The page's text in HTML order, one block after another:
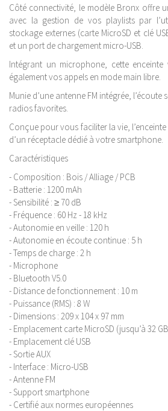
Côté connectivité, le modèle Bronx offre
avec la gestion de vos playlists par
stockage externes (carte MicroSD et clé
et un port de chargement micro-USB.
Intégrant un microphone, cette
également vos appels en mode main libre.
Munie d’une antenne FM intégrée,
radios favorites.
Conçue pour vous faciliter la vie,
d’un réceptacle dédié à votre smartphone.
Caractéristiques
- Composition : Bois / Alliage / PCB
- Batterie : 1200 mAh
- Sensibilité : ≥ 70 dB
- Fréquence : 60 Hz - 18 kHz
- Autonomie en veille : 120 h
- Autonomie en écoute continue : 5 h
- Temps de charge : 2 h
- Microphone
- Bluetooth V5.0
- Distance de fonctionnement : 10 m
- Puissance (RMS) : 8 W
- Dimensions : 209 x 104 x 97 mm
- Emplacement carte MicroSD (jusqu’à 32
- Emplacement clé USB
- Sortie AUX
- Interface : Micro-USB
- Antenne FM
- Support smartphone
- Certifié aux normes européennes